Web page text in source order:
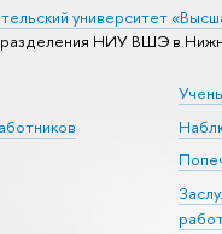
университет
НИУ ВШЭ в